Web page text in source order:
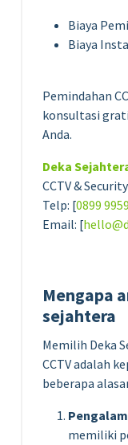
Biaya
Biaya
Pemindahan
konsultasi
Anda.
Deka
CCTV &
Telp: [0899
Email: [
Mengapa
sejahtera
Memilih Deka
CCTV adalah
beberapa
memiliki